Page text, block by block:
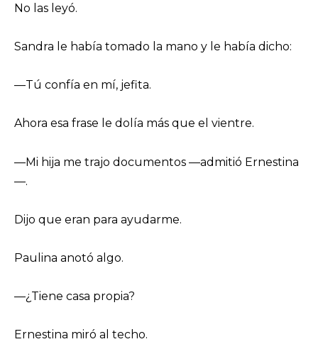
No las leyó.
Sandra le había tomado la mano y le había dicho:
—Tú confía en mí, jefita.
Ahora esa frase le dolía más que el vientre.
—Mi hija me trajo documentos —admitió Ernestina
—.
Dijo que eran para ayudarme.
Paulina anotó algo.
—¿Tiene casa propia?
Ernestina miró al techo.